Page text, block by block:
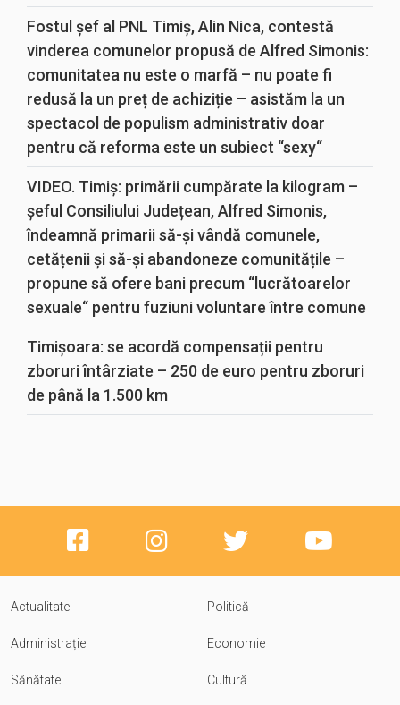
Fostul șef al PNL Timiș, Alin Nica, contestă
vinderea comunelor propusă de Alfred Simonis:
comunitatea nu este o marfă – nu poate fi
redusă la un preț de achiziție – asistăm la un
spectacol de populism administrativ doar
pentru că reforma este un subiect “sexy“
VIDEO. Timiș: primării cumpărate la kilogram –
șeful Consiliului Județean, Alfred Simonis,
îndeamnă primarii să-și vândă comunele,
cetățenii și să-și abandoneze comunitățile –
propune să ofere bani precum “lucrătoarelor
sexuale“ pentru fuziuni voluntare între comune
Timișoara: se acordă compensații pentru
zboruri întârziate – 250 de euro pentru zboruri
de până la 1.500 km
Actualitate Politică
Administrație Economie
Sănătate Cultură